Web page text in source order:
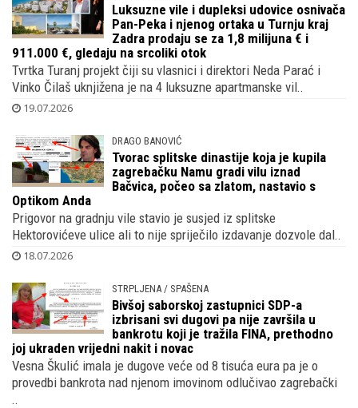
Luksuzne vile i dupleksi udovice osnivača
Pan-Peka i njenog ortaka u Turnju kraj
Zadra prodaju se za 1,8 milijuna € i
911.000 €, gledaju na srcoliki otok
Tvrtka Turanj projekt čiji su vlasnici i direktori Neda Parać i
Vinko Čilaš uknjižena je na 4 luksuzne apartmanske vil..
19.07.2026
DRAGO BANOVIĆ
Tvorac splitske dinastije koja je kupila
zagrebačku Namu gradi vilu iznad
Bačvica, počeo sa zlatom, nastavio s
Optikom Anda
Prigovor na gradnju vile stavio je susjed iz splitske
Hektorovićeve ulice ali to nije spriječilo izdavanje dozvole dal..
18.07.2026
STRPLJENA / SPAŠENA
Bivšoj saborskoj zastupnici SDP-a
izbrisani svi dugovi pa nije završila u
bankrotu koji je tražila FINA, prethodno
joj ukraden vrijedni nakit i novac
Vesna Škulić imala je dugove veće od 8 tisuća eura pa je o
provedbi bankrota nad njenom imovinom odlučivao zagrebački
..